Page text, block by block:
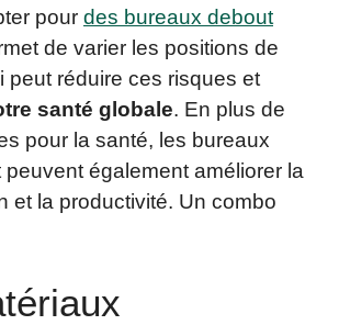
pour des bureaux debout
de varier les positions de
peut réduire ces risques et
santé globale. En plus de
pour la santé, les bureaux
également améliorer la
et la productivité. Un combo